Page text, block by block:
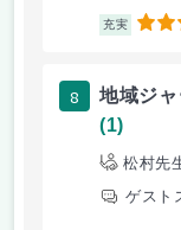
充実 5
8
地域ジ
(1)
松村先
ゲスト